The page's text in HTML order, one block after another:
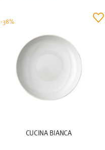
CUCINA BIANCA
-38%